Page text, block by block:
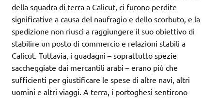
della squadra di terra a Calicut, ci furono perdite
significative a causa del naufragio e dello scorbuto, e la
spedizione non riuscì a raggiungere il suo obiettivo di
stabilire un posto di commercio e relazioni stabili a
Calicut. Tuttavia, i guadagni – soprattutto spezie
saccheggiate dai mercantili arabi – erano più che
sufficienti per giustificare le spese di altre navi, altri
uomini e altri viaggi. A terra, i portoghesi sentirono